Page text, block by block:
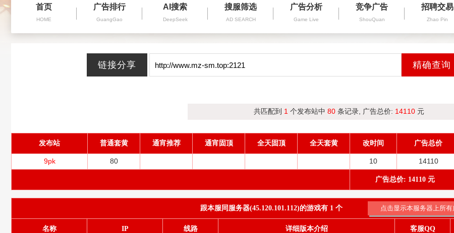
首页
HOME
广告排行
GuangGao
AI搜索
DeepSeek
搜服筛选
AD SEARCH
广告分析
Game Live
竞争广告
ShouQuan
招聘交易
Zhao Pin
共匹配到 1 个发布站中 80 条记录, 广告总价: 14110 元
发布站 普通套黄 通宵推荐 通宵固顶 全天固顶 全天套黄 改时间 广告总价
9pk 80 10 14110
广告总价: 14110 元
跟本服同服务器(45.120.101.112)的游戏有 1 个
名称 IP 线路 详细版本介绍 客服QQ